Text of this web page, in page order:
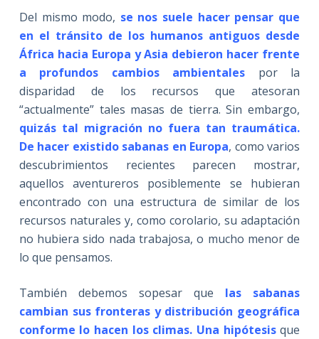
Del mismo modo, se nos suele hacer pensar que
en el tránsito de los humanos antiguos desde
África hacia Europa y Asia debieron hacer frente
a profundos cambios ambientales por la
disparidad de los recursos que atesoran
“actualmente” tales masas de tierra. Sin embargo,
quizás tal migración no fuera tan traumática.
De hacer existido sabanas en Europa, como varios
descubrimientos recientes parecen mostrar,
aquellos aventureros posiblemente se hubieran
encontrado con una estructura de similar de los
recursos naturales y, como corolario, su adaptación
no hubiera sido nada trabajosa, o mucho menor de
lo que pensamos.
También debemos sopesar que
las sabanas
cambian sus fronteras y distribución geográfica
conforme lo hacen los climas. Una hipótesis que